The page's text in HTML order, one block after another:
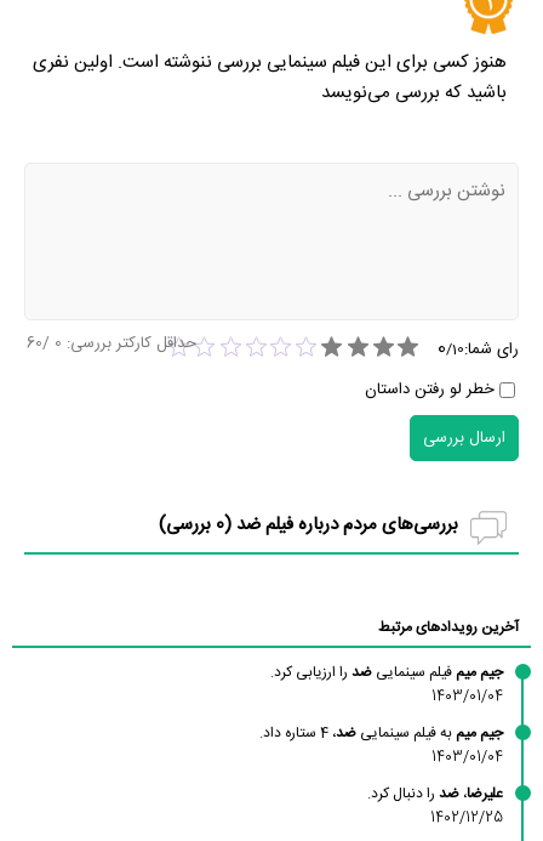
هنوز کسی برای این فیلم سینمایی بررسی ننوشته است. اولین نفری
باشید که بررسی می‌نویسد
رای شما: 0/10
خطر لو رفتن داستان
حداقل کارکتر بررسی: 0
/60
ارسال بررسی
بررسی‌های مردم درباره فیلم ضد (0 بررسی)
آخرین رویدادهای مرتبط
جیم میمفیلم سینمایی ضد را ارزیابی کرد.
1403/01/04
جیم میمبه فیلم سینمایی ضد، 4 ستاره داد.
1403/01/04
علیرضا، ضد را دنبال کرد.
1402/12/25